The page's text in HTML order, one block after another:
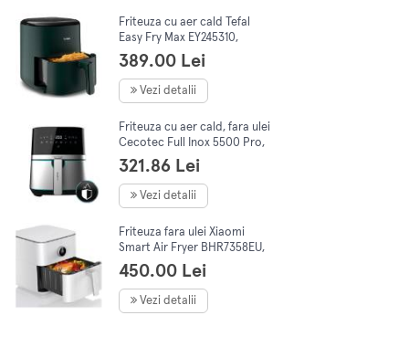
Friteuza cu aer cald Tefal
Easy Fry Max EY245310,
capacitate 5L, 1500W, 10 prg,
touch, Verde
389.00 Lei
Vezi detalii
Friteuza cu aer cald, fara ulei
Cecotec Full Inox 5500 Pro,
1700W, 5.5L, Control tactil, 8
programe presetate,
321.86 Lei
Vezi detalii
Friteuza fara ulei Xiaomi
Smart Air Fryer BHR7358EU,
1800W, 6.5l, 50-60Hz, 220-
240V, Aplicatie Xiaomi
Home,Alb
450.00 Lei
Vezi detalii